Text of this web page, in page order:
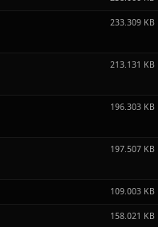
233.309 KB
213.131 KB
196.303 KB
197.507 KB
109.003 KB
158.021 KB